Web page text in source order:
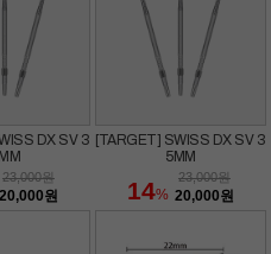
DX SV 3
23,000원
20,000원
[TARGET] SWISS DX SV 3
5MM
14%
23,000원
20,000원